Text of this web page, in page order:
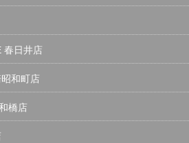
春日井店
和町店
橋店